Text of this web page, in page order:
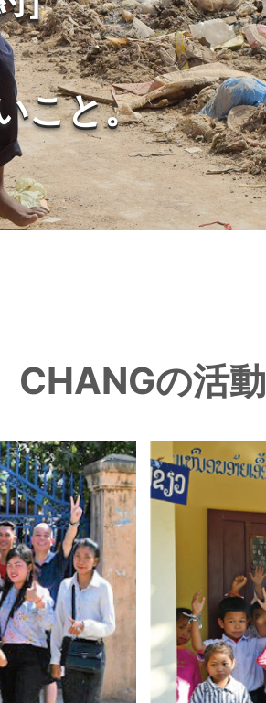
こと。
CHANGの活動